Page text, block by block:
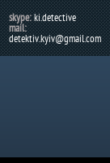
skype:ki.detective
mail:
detektiv.kyiv@gmail.com